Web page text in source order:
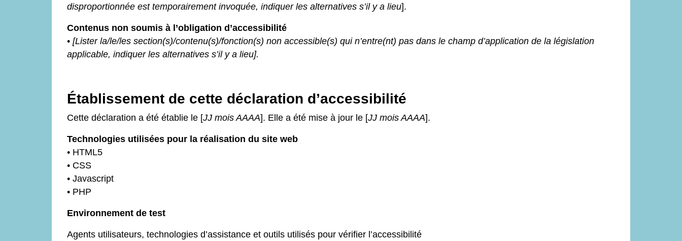
disproportionnée est temporairement invoquée, indiquer les alternatives s’il y a lieu].
Contenus non soumis à l’obligation d’accessibilité
• [Lister la/le/les section(s)/contenu(s)/fonction(s) non accessible(s) qui n’entre(nt) pas dans le champ d’application de la législation
applicable, indiquer les alternatives s’il y a lieu].
Établissement de cette déclaration d’accessibilité
Cette déclaration a été établie le [JJ mois AAAA]. Elle a été mise à jour le [JJ mois AAAA].
Technologies utilisées pour la réalisation du site web
• HTML5
• CSS
• Javascript
• PHP
Environnement de test
Agents utilisateurs, technologies d’assistance et outils utilisés pour vérifier l’accessibilité